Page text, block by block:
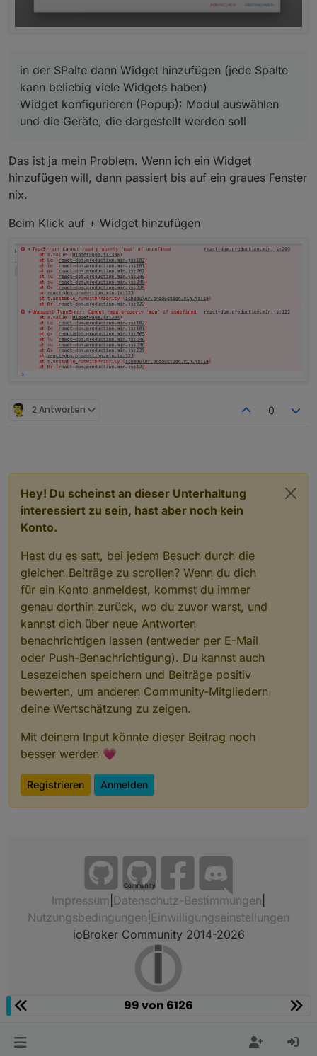
in der SPalte dann Widget hinzufügen (jede Spalte
kann beliebig viele Widgets haben)
Widget konfigurieren (Popup): Modul auswählen
und die Geräte, die dargestellt werden soll
Das ist ja mein Problem. Wenn ich ein Widget
hinzufügen will, dann passiert bis auf ein graues Fenster
nix.
Beim Klick auf + Widget hinzufügen
2 Antworten 0
Hey! Du scheinst an dieser Unterhaltung
interessiert zu sein, hast aber noch kein
Konto.
Hast du es satt, bei jedem Besuch durch die
gleichen Beiträge zu scrollen? Wenn du dich
für ein Konto anmeldest, kommst du immer
genau dorthin zurück, wo du zuvor warst, und
kannst dich über neue Antworten
benachrichtigen lassen (entweder per E-Mail
oder Push-Benachrichtigung). Du kannst auch
Lesezeichen speichern und Beiträge positiv
bewerten, um anderen Community-Mitgliedern
deine Wertschätzung zu zeigen.
Mit deinem Input könnte dieser Beitrag noch
besser werden 💗
Registrieren Anmelden
Community
Impressum Datenschutz-Bestimmungen
Nutzungsbedingungen Einwilligungseinstellungen
ioBroker Community 2014-2026
99 von 6126